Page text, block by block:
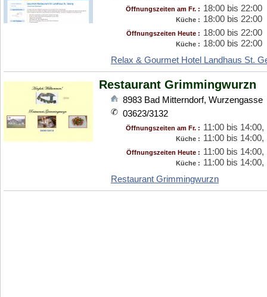
Öffnungszeiten am Fr. : 18:00 bis 22:00
Küche : 18:00 bis 22:00
Öffnungszeiten Heute : 18:00 bis 22:00
Küche : 18:00 bis 22:00
Relax & Gourmet Hotel Landhaus St.
Restaurant Grimmingwurzn
8983 Bad Mitterndorf, Wurzengasse
03623/3132
Öffnungszeiten am Fr. : 11:00 bis
Küche : 11:00 bis
Öffnungszeiten Heute : 11:00 bis
Küche : 11:00 bis
Restaurant Grimmingwurzn